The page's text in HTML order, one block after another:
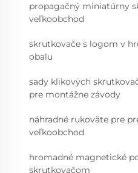
propagačný miniatúrny
veľkoobchod
skrutkovače s logom v
obalu
sady klikových
pre montážne závody
náhradné rukoväte pre
veľkoobchod
hromadné magnetické
skrutkovačom